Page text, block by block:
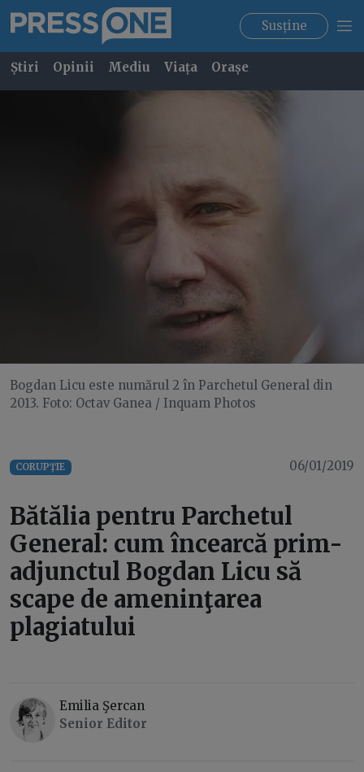
Susține
Știri Opinii Mediu Viața Orașe
Bogdan Licu este numărul 2 în Parchetul General din
2013. Foto: Octav Ganea / Inquam Photos
CORUPȚIE 06/01/2019
Bătălia pentru Parchetul
General: cum încearcă prim-
adjunctul Bogdan Licu să
scape de ameninţarea
plagiatului
Emilia Şercan
Senior Editor